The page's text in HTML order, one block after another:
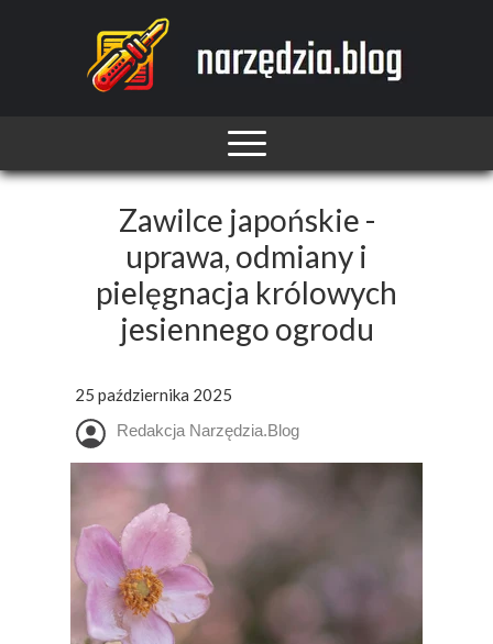
Zawilce japońskie -
uprawa, odmiany i
pielęgnacja królowych
jesiennego ogrodu
25 października 2025
Redakcja Narzędzia.Blog